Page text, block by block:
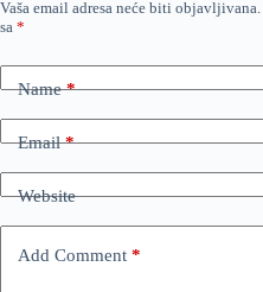
Vaša email adresa neće biti objavljivana.
sa *
Name*
Email*
Website
Add Comment *